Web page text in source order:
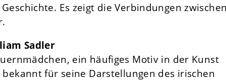
Es zeigt die Verbindungen
Sadler
ein häufiges Motiv in der Kunst
für seine Darstellungen des irischen